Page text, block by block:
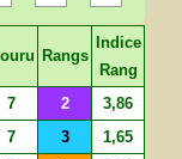
Rangs
Indice
Rang
7 2 3,86
7 3 1,65